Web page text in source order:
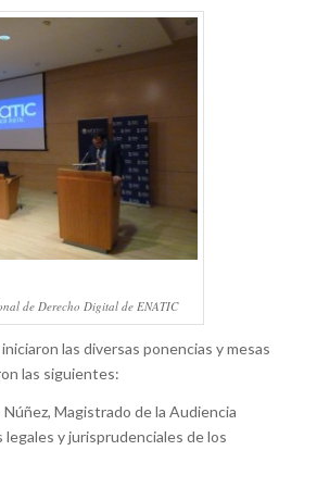
de Derecho Digital de ENATIC
las diversas ponencias y mesas
las siguientes:
Magistrado de la Audiencia
legales y jurisprudenciales de los